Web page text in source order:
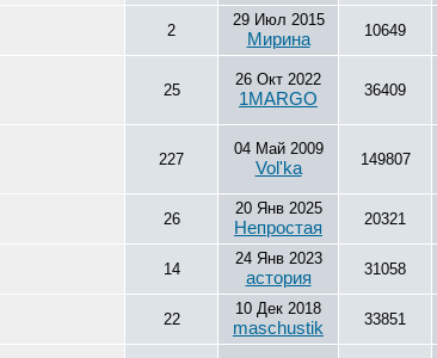
2
29 Июл 2015
Мирина 10649
25
26 Окт 2022
1MARGO 36409
227
04 Май 2009
Vol'ka 149807
26
20 Янв 2025
Непростая 20321
14
24 Янв 2023
астория 31058
22
10 Дек 2018
maschustik 33851